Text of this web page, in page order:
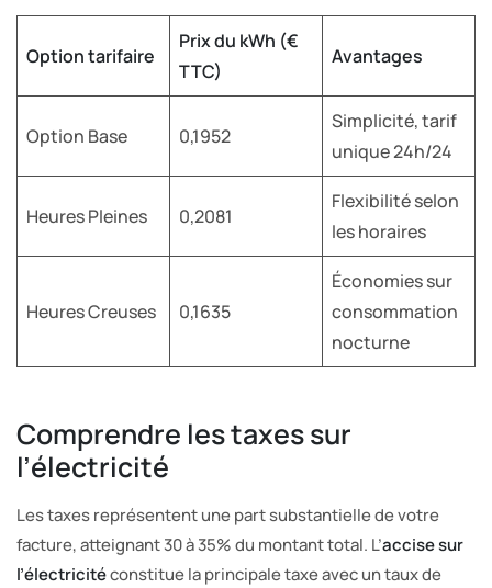
Option tarifaire
Prix du kWh (€
TTC)
Avantages
Option Base 0,1952
Simplicité, tarif
unique 24h/24
Heures Pleines 0,2081
Flexibilité selon
les horaires
Heures Creuses 0,1635
Économies sur
consommation
nocturne
Comprendre les taxes sur
l’électricité
Les taxes représentent une part substantielle de votre
facture, atteignant 30 à 35% du montant total. L’accise sur
l’électricitéconstitue la principale taxe avec un taux de